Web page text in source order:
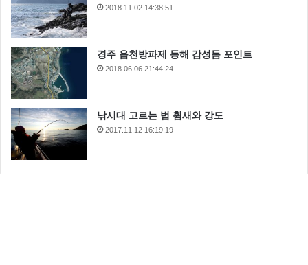
2018.11.02 14:38:51
경주 읍천방파제 동해 감성돔 포인트
2018.06.06 21:44:24
낚시대 고르는 법 휨새와 강도
2017.11.12 16:19:19